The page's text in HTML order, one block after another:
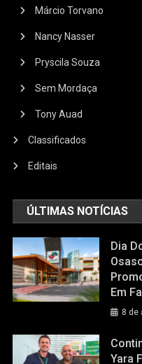
Márcio Torvano
Nancy Nasser
Pryscila Souza
Sem Mordaça
Tony Auad
Classificados
Editais
ÚLTIMAS NOTÍCIAS
Dia
Em
8 de
Yara